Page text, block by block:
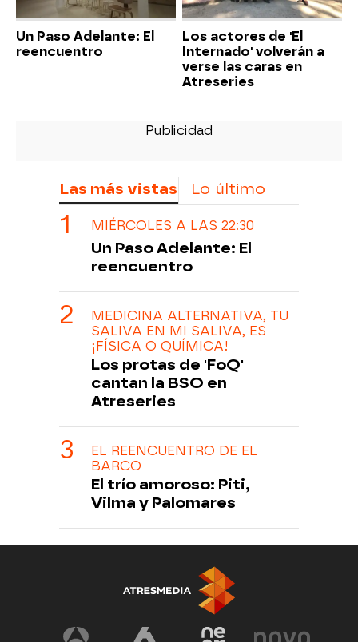
Un Paso Adelante: El
reencuentro
Los actores de 'El
Internado' volverán a
verse las caras en
Atreseries
Las más vistas Lo último
MIÉRCOLES A LAS 22:30
Un Paso Adelante: El
reencuentro
MEDICINA ALTERNATIVA, TU
SALIVA EN MI SALIVA, ES
¡FÍSICA O QUÍMICA!
Los protas de 'FoQ'
cantan la BSO en
Atreseries
EL REENCUENTRO DE EL
BARCO
El trío amoroso: Piti,
Vilma y Palomares